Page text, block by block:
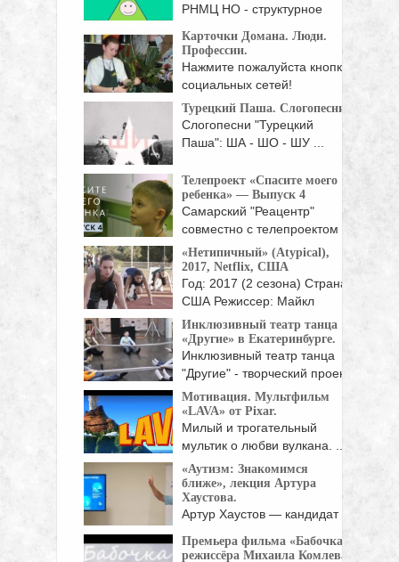
РНМЦ НО - структурное
"Воробьёвы ...
Карточки Домана. Люди.
Профессии.
Нажмите пожалуйста кнопки
социальных сетей!
Турецкий Паша. Слогопесни.
Слогопесни "Турецкий
Паша": ША - ШО - ШУ ...
Телепроект «Спасите моего
ребенка» — Выпуск 4
Самарский "Реацентр"
совместно с телепроектом
«Спасите моего ...
«Нетипичный» (Atypical),
2017, Netflix, США
Год: 2017 (2 сезона) Страна:
США Режиссер: Майкл
Патрик ...
Инклюзивный театр танца
«Другие» в Екатеринбурге.
Инклюзивный театр танца
"Другие" - творческий проект
...
Мотивация. Мультфильм
«LAVA» от Pixar.
Милый и трогательный
мультик о любви вулкана. ...
«Аутизм: Знакомимся
ближе», лекция Артура
Хаустова.
Артур Хаустов — кандидат
Премьера фильма «Бабочка»
режиссёра Михаила Комлева